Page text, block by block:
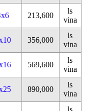
213,600
ls
vina
356,000
ls
vina
569,600
ls
vina
890,000
ls
vina
ls